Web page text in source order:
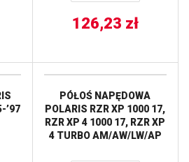
126,23 zł
’97
PÓŁOŚ NAPĘDOWA
POLARIS RZR XP 1000 17,
RZR XP 4 1000 17, RZR XP
4 TURBO AM/AW/LW/AP